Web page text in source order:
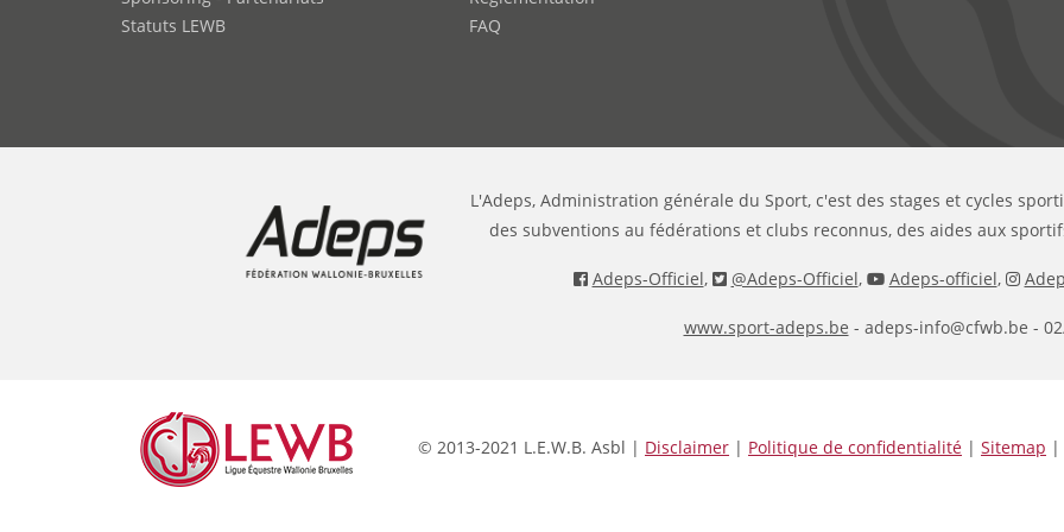
Statuts LEWB
FAQ
L'Adeps, Administration générale du Sport, c'est des stages et cycles
des subventions au fédérations et clubs reconnus, des aides aux
Adeps-Officiel, @Adeps-Officiel, Adeps-officiel,
www.sport-adeps.be - adeps-info@cfwb.be -
© 2013-2021 L.E.W.B. Asbl | Disclaimer | Politique de confidentialité | Sitemap |